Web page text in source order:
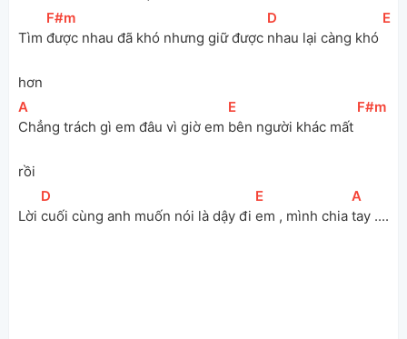
Tìm
[F#m
được nhau đã khó nhưng giữ được
[D
nhau lại càng khó
[E
hơn
[
A
Chẳng trách gì em đâu vì giờ em
[E
bên người khác mất
[F#m
rồi
Lời
[D
cuối cùng anh muốn nói là dậy đi
[E
em , mình chia
[
A
tay ....